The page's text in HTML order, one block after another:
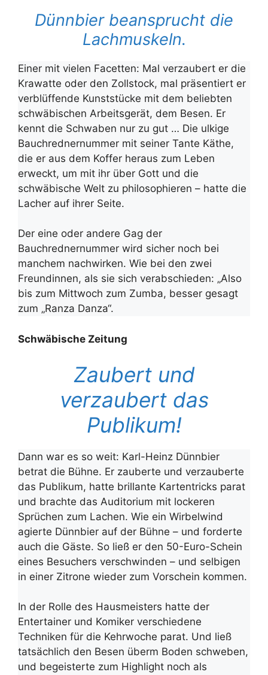
Dünnbier beansprucht die
Lachmuskeln.
Einer mit vielen Facetten: Mal verzaubert er die
Krawatte oder den Zollstock, mal präsentiert er
verblüffende Kunststücke mit dem beliebten
schwäbischen Arbeitsgerät, dem Besen. Er
kennt die Schwaben nur zu gut … Die ulkige
Bauchrednernummer mit seiner Tante Käthe,
die er aus dem Koffer heraus zum Leben
erweckt, um mit ihr über Gott und die
schwäbische Welt zu philosophieren – hatte die
Lacher auf ihrer Seite.
Der eine oder andere Gag der
Bauchrednernummer wird sicher noch bei
manchem nachwirken. Wie bei den zwei
Freundinnen, als sie sich verabschieden: „Also
bis zum Mittwoch zum Zumba, besser gesagt
zum „Ranza Danza“.
Schwäbische Zeitung
Zaubert und
verzaubert das
Publikum!
Dann war es so weit: Karl-Heinz Dünnbier
betrat die Bühne. Er zauberte und verzauberte
das Publikum, hatte brillante Kartentricks parat
und brachte das Auditorium mit lockeren
Sprüchen zum Lachen. Wie ein Wirbelwind
agierte Dünnbier auf der Bühne – und forderte
auch die Gäste. So ließ er den 50-Euro-Schein
eines Besuchers verschwinden – und selbigen
in einer Zitrone wieder zum Vorschein kommen.
In der Rolle des Hausmeisters hatte der
Entertainer und Komiker verschiedene
Techniken für die Kehrwoche parat. Und ließ
tatsächlich den Besen überm Boden schweben,
und begeisterte zum Highlight noch als